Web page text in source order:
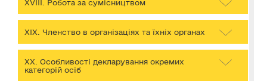
XVІІІ. Робота за сумісництвом
XIX. Членство в організаціях та їхніх органах
ХХ. Особливості декларування окремих
категорій осіб